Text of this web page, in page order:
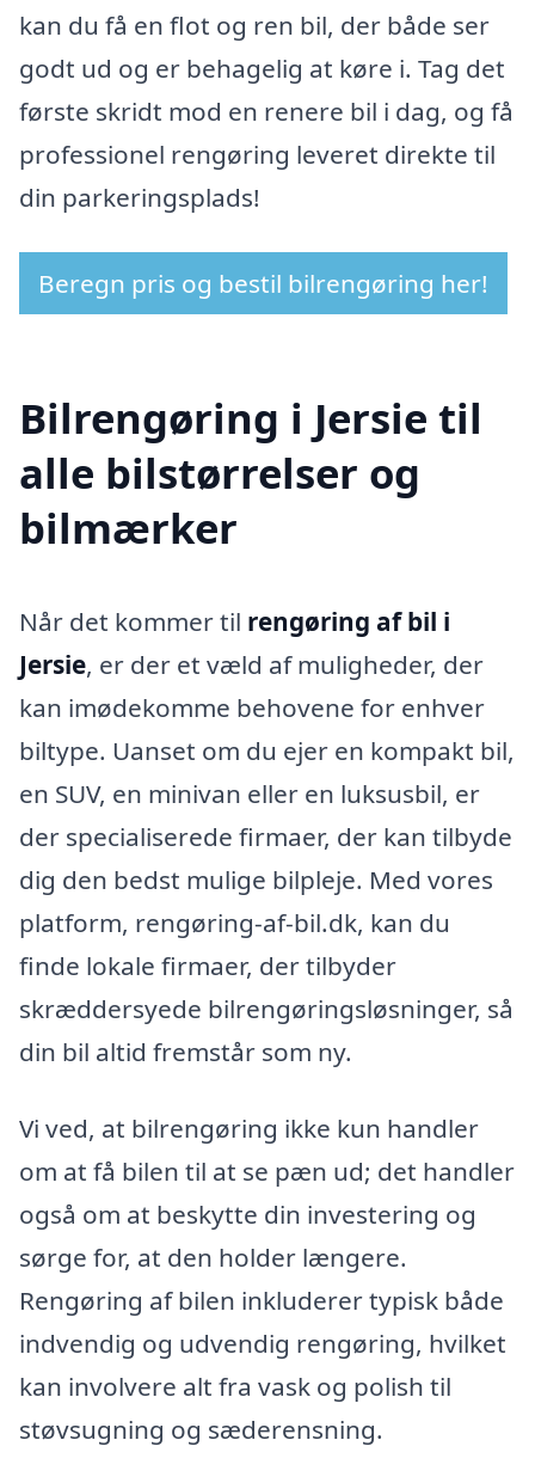
kan du få en flot og ren bil, der både ser
godt ud og er behagelig at køre i. Tag det
første skridt mod en renere bil i dag, og få
professionel rengøring leveret direkte til
din parkeringsplads!
Beregn pris og bestil bilrengøring her!
Bilrengøring i Jersie til
alle bilstørrelser og
bilmærker
Når det kommer til rengøring af bil i
Jersie, er der et væld af muligheder, der
kan imødekomme behovene for enhver
biltype. Uanset om du ejer en kompakt bil,
en SUV, en minivan eller en luksusbil, er
der specialiserede firmaer, der kan tilbyde
dig den bedst mulige bilpleje. Med vores
platform, rengøring-af-bil.dk, kan du
finde lokale firmaer, der tilbyder
skræddersyede bilrengøringsløsninger, så
din bil altid fremstår som ny.
Vi ved, at bilrengøring ikke kun handler
om at få bilen til at se pæn ud; det handler
også om at beskytte din investering og
sørge for, at den holder længere.
Rengøring af bilen inkluderer typisk både
indvendig og udvendig rengøring, hvilket
kan involvere alt fra vask og polish til
støvsugning og sæderensning.